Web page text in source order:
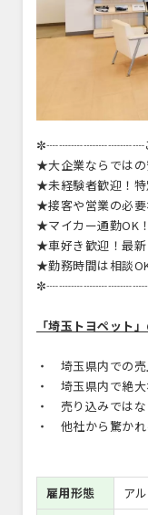
✼┈┈┈┈┈┈┈┈
★大企業ならでは
★未経験者歓迎！特
★接客や営業の必要
★マイカー通勤OK
★車好き歓迎！最新
★勤務時間は相談
「埼玉トヨペット
・ 埼玉県内での売
・ 埼玉県内で絶大
・ 売り込みでは
・ 他社から驚か
雇用形態
ア